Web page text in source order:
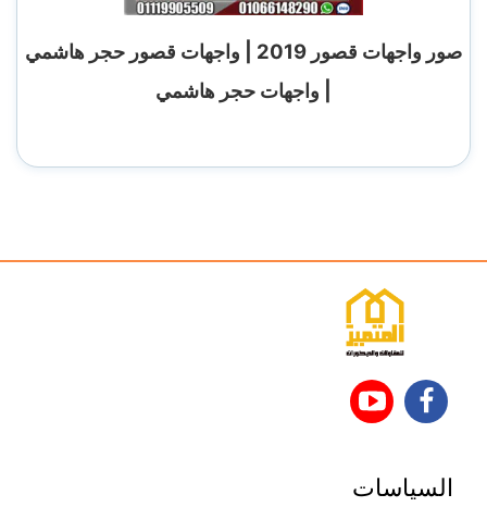
صور واجهات قصور 2019 | واجهات قصور حجر هاشمي
| واجهات حجر هاشمي
تابعنا تابعنا
السياسات